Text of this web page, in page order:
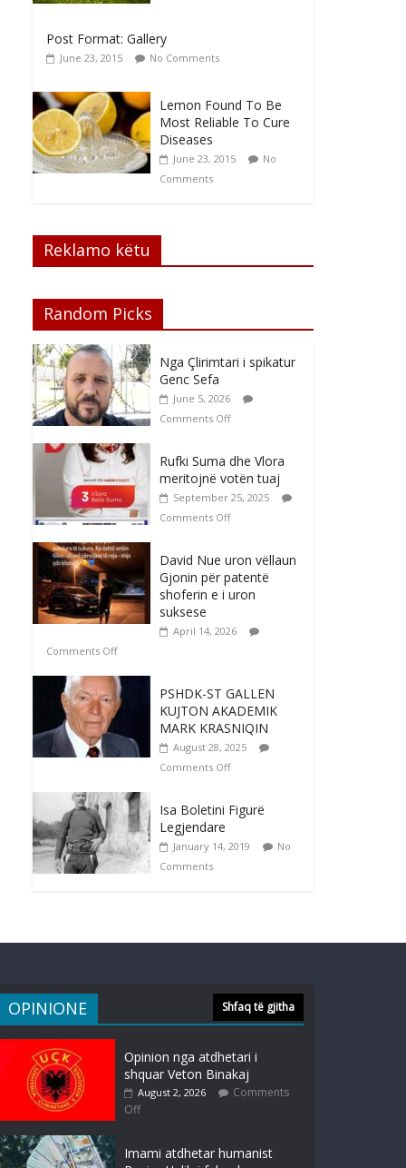
Post Format: Gallery
June 23, 2015 No Comments
Lemon Found To Be
Most Reliable To Cure
Diseases
June 23, 2015
No
Comments
Reklamo këtu
Random Picks
Nga Çlirimtari i spikatur
Genc Sefa
June 5, 2026
Comments Off
Rufki Suma dhe Vlora
meritojnë votën tuaj
September 25, 2025
Comments Off
David Nue uron vëllaun
Gjonin për patentë
shoferin e i uron
suksese
April 14, 2026
Comments Off
PSHDK-ST GALLEN
KUJTON AKADEMIK
MARK KRASNIQIN
August 28, 2025
Comments Off
Isa Boletini Figurë
Legjendare
January 14, 2019
No
Comments
OPINIONE Shfaq të gjitha
Opinion nga atdhetari i
shquar Veton Binakaj
August 2, 2026
Comments
Off
Imami atdhetar humanist